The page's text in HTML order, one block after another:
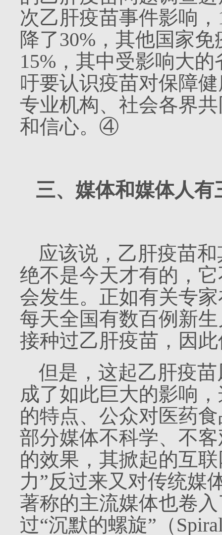
次乙肝疫苗事件影响，
降了30% ，其他国家
15% ，其中受影响大
吁要认识疫苗对保障
专业机构、社会各界
和信心。④
三、媒体和媒体人有
应该说，乙肝疫苗
绝不是今天才有的，
会发生。正如有关专
每天全国有数百例新
接种过乙肝疫苗，因
但是，这起乙肝疫
成了如此巨大的影响
的特点、公众对医药
部分媒体不科学、不
的效果，其掀起的互
力”反过来又对传统媒
著称的主流媒体也卷
过“沉默的螺旋”（